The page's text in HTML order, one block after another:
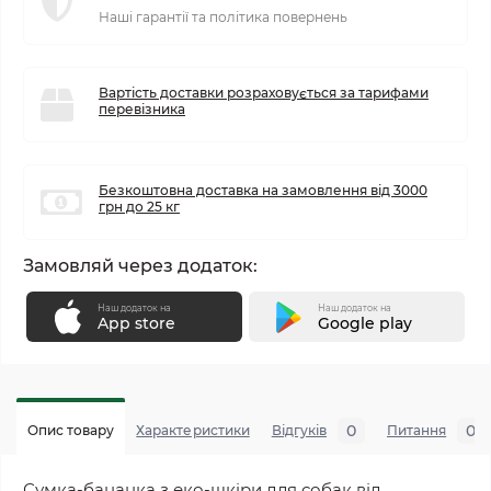
Наші гарантії та політика повернень
Вартість доставки розраховується за тарифами
перевізника
Безкоштовна доставка на замовлення від 3000
грн до 25 кг
Замовляй через додаток:
Наш додаток на
App store
Наш додаток на
Google play
Опис товару Характеристики Відгуків 0 Питання 0